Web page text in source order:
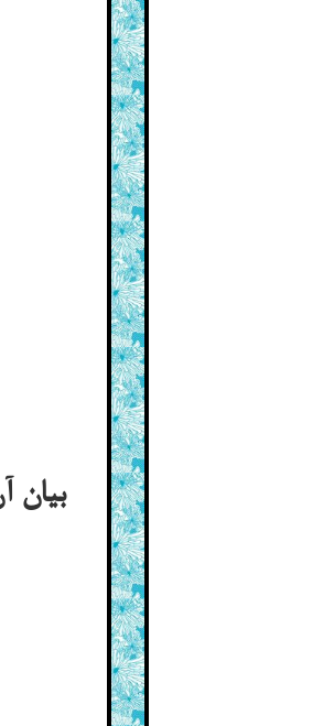
بیان